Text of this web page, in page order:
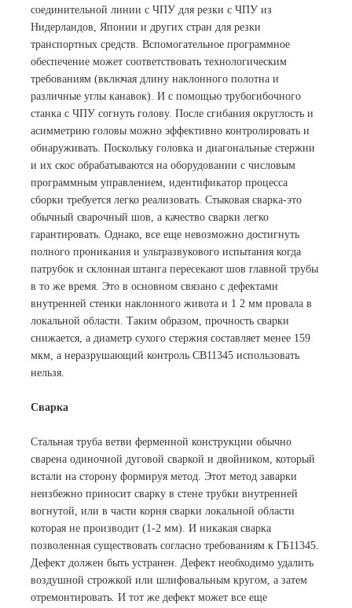
соединительной линии с ЧПУ для резки с ЧПУ из
Нидерландов, Японии и других стран для резки
транспортных средств. Вспомогательное программное
обеспечение может соответствовать технологическим
требованиям (включая длину наклонного полотна и
различные углы канавок). И с помощью трубогибочного
станка с ЧПУ согнуть голову. После сгибания округлость и
асимметрию головы можно эффективно контролировать и
обнаруживать. Поскольку головка и диагональные стержни
и их скос обрабатываются на оборудовании с числовым
программным управлением, идентификатор процесса
сборки требуется легко реализовать. Стыковая сварка-это
обычный сварочный шов, а качество сварки легко
гарантировать. Однако, все еще невозможно достигнуть
полного проникания и ультразвукового испытания когда
патрубок и склонная штанга пересекают шов главной трубы
в то же время. Это в основном связано с дефектами
внутренней стенки наклонного живота и 1 2 мм провала в
локальной области. Таким образом, прочность сварки
снижается, а диаметр сухого стержня составляет менее 159
мкм, а неразрушающий контроль CB11345 использовать
нельзя.
Сварка
Стальная труба ветви ферменной конструкции обычно
сварена одиночной дуговой сваркой и двойником, который
встали на сторону формируя метод. Этот метод заварки
неизбежно приносит сварку в стене трубки внутренней
вогнутой, или в части корня сварки локальной области
которая не производит (1-2 мм). И никакая сварка
позволенная существовать согласно требованиям к ГБ11345.
Дефект должен быть устранен. Дефект необходимо удалить
воздушной строжкой или шлифовальным кругом, а затем
отремонтировать. И тот же дефект может все еще